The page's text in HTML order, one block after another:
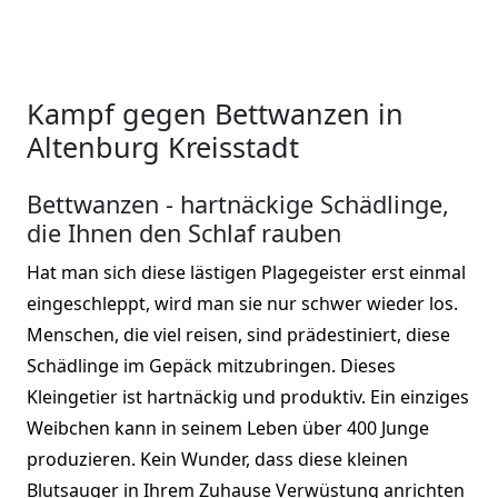
Kampf gegen Bettwanzen in
Altenburg Kreisstadt
Bettwanzen - hartnäckige Schädlinge,
die Ihnen den Schlaf rauben
Hat man sich diese lästigen Plagegeister erst einmal
eingeschleppt, wird man sie nur schwer wieder los.
Menschen, die viel reisen, sind prädestiniert, diese
Schädlinge im Gepäck mitzubringen. Dieses
Kleingetier ist hartnäckig und produktiv. Ein einziges
Weibchen kann in seinem Leben über 400 Junge
produzieren. Kein Wunder, dass diese kleinen
Blutsauger in Ihrem Zuhause Verwüstung anrichten